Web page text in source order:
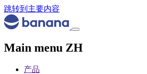
跳转到主要内容
Main menu ZH
产品